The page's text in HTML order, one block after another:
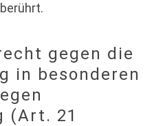
gegen die
in besonderen
(Art. 21